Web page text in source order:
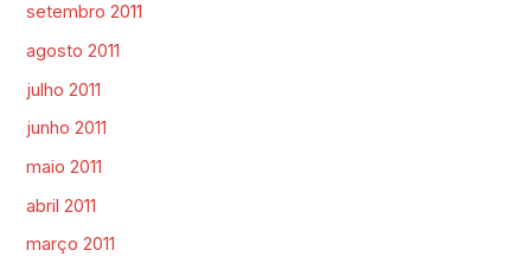
setembro 2011
agosto 2011
julho 2011
junho 2011
maio 2011
abril 2011
março 2011